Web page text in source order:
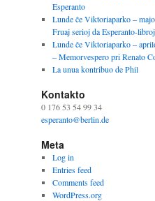
Esperanto
Lunde ĉe Viktoriaparko –
Fruaj serioj da Esperanto-libroj
Lunde ĉe Viktoriaparko –
– Memorvespero pri Renato
La unua kontribuo de Phil
Kontakto
0 176 53 54 99 34
esperanto@berlin.de
Meta
Log in
Entries feed
Comments feed
WordPress.org